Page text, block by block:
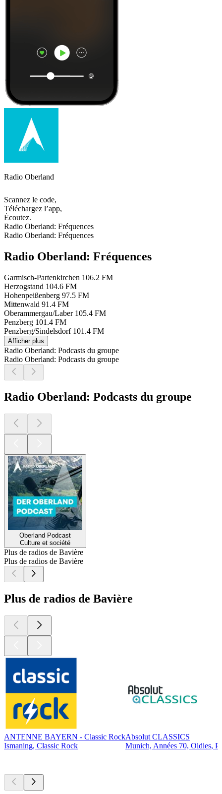
Radio Oberland
Scannez le code,
Téléchargez l’app,
Écoutez.
Radio Oberland: Fréquences
Radio Oberland: Fréquences
Radio Oberland: Fréquences
Garmisch-Partenkirchen 106.2 FM
Herzogstand 104.6 FM
Hohenpeißenberg 97.5 FM
Mittenwald 91.4 FM
Oberammergau/Laber 105.4 FM
Penzberg 101.4 FM
Penzberg/Sindelsdorf 101.4 FM
Afficher plus
Radio Oberland: Podcasts du groupe
Radio Oberland: Podcasts du groupe
Radio Oberland: Podcasts du groupe
Oberland Podcast
Culture et société
Plus de radios de Bavière
Plus de radios de Bavière
Plus de radios de Bavière
ANTENNE BAYERN - Classic Rock
Ismaning, Classic Rock
Absolut CLASSICS
Munich, Années 70, Oldies,